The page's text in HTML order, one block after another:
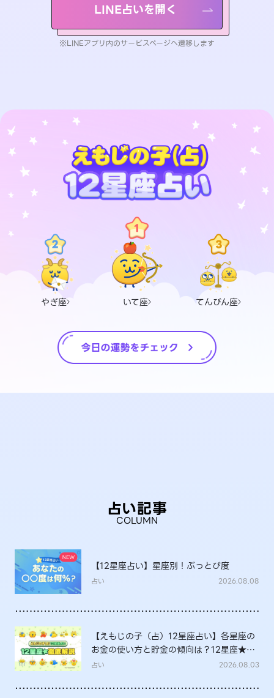
LINE占いを開く
※LINEアプリ内のサービスページへ遷移します
やぎ座 いて座 てんびん座
占い記事
COLUMN
【12星座占い】星座別！ぶっとび度
占い 2026.08.08
【えもじの子（占）12星座占い】各星座の
お金の使い方と貯金の傾向は？12星座★徹
底解説
占い 2026.08.03